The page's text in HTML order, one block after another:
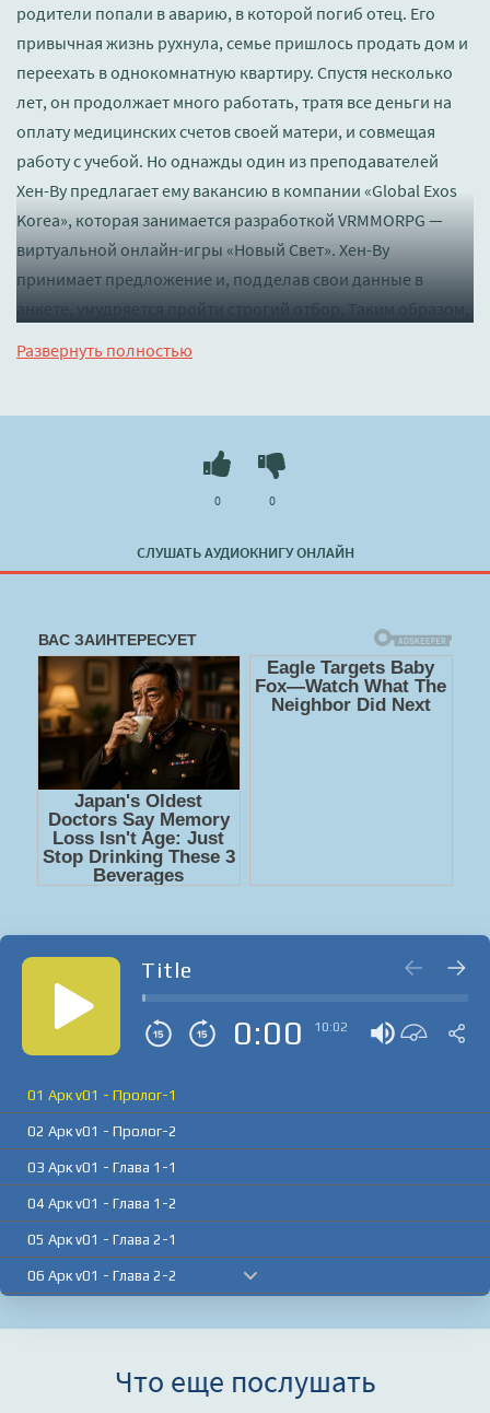
родители попали в аварию, в которой погиб отец. Его
привычная жизнь рухнула, семье пришлось продать дом и
переехать в однокомнатную квартиру. Спустя несколько
лет, он продолжает много работать, тратя все деньги на
оплату медицинских счетов своей матери, и совмещая
работу с учебой. Но однажды один из преподавателей
Хен-Ву предлагает ему вакансию в компании «Global Exos
Korea», которая занимается разработкой VRMMORPG —
виртуальной онлайн-игры «Новый Свет». Хен-Ву
принимает предложение и, подделав свои данные в
анкете, умудряется пройти строгий отбор. Таким образом,
игрового устройства, получая за это приличную зарплату.
Слушать 🔊 mp3 (мп3) аудиокнигу "Арк - Ю Сон" в хорошем
качестве полностью бесплатно без регистрации на
Развернуть полностью
СЛУШАТЬ АУДИОКНИГУ ОНЛАЙН
0 0
Title
0:00 10:02
01 Арк v01 - Пролог-1
02 Арк v01 - Пролог-2
03 Арк v01 - Глава 1-1
04 Арк v01 - Глава 1-2
05 Арк v01 - Глава 2-1
06 Арк v01 - Глава 2-2
09 Арк v01 - Глава 3-2Что еще послушать